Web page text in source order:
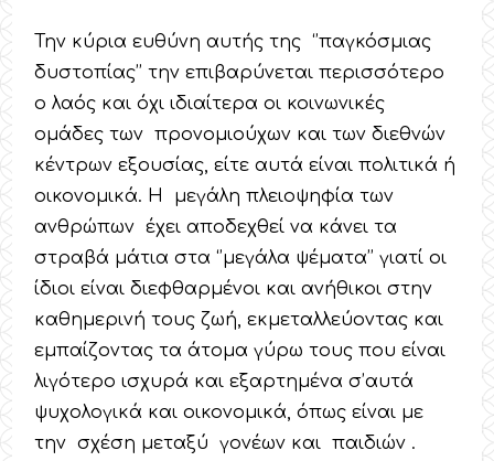
Την κύρια ευθύνη αυτής της ‘’παγκόσμιας
δυστοπίας’’ την επιβαρύνεται περισσότερο
ο λαός και όχι ιδιαίτερα οι κοινωνικές
ομάδες των προνομιούχων και των διεθνών
κέντρων εξουσίας, είτε αυτά είναι πολιτικά ή
οικονομικά. Η μεγάλη πλειοψηφία των
ανθρώπων έχει αποδεχθεί να κάνει τα
στραβά μάτια στα ‘’μεγάλα ψέματα’’ γιατί οι
ίδιοι είναι διεφθαρμένοι και ανήθικοι στην
καθημερινή τους ζωή, εκμεταλλεύοντας και
εμπαίζοντας τα άτομα γύρω τους που είναι
λιγότερο ισχυρά και εξαρτημένα σ’αυτά
ψυχολογικά και οικονομικά, όπως είναι με
την σχέση μεταξύ γονέων και παιδιών .